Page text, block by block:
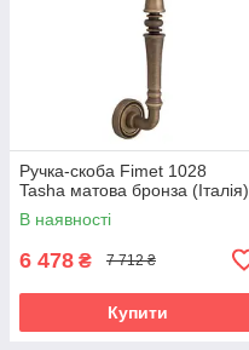
Ручка-скоба Fimet 1028
Tasha матова бронза (Італія)
В наявності
6 478 ₴ 7 712 ₴
Купити